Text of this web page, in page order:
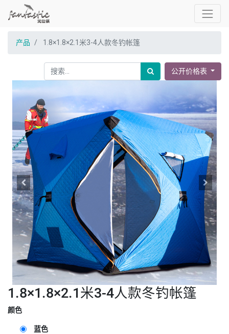
产品 1.8×1.8×2.1米3-4人款冬钓帐篷
公开价格表
1.8×1.8×2.1米3-4人款冬钓帐篷
颜色
蓝色